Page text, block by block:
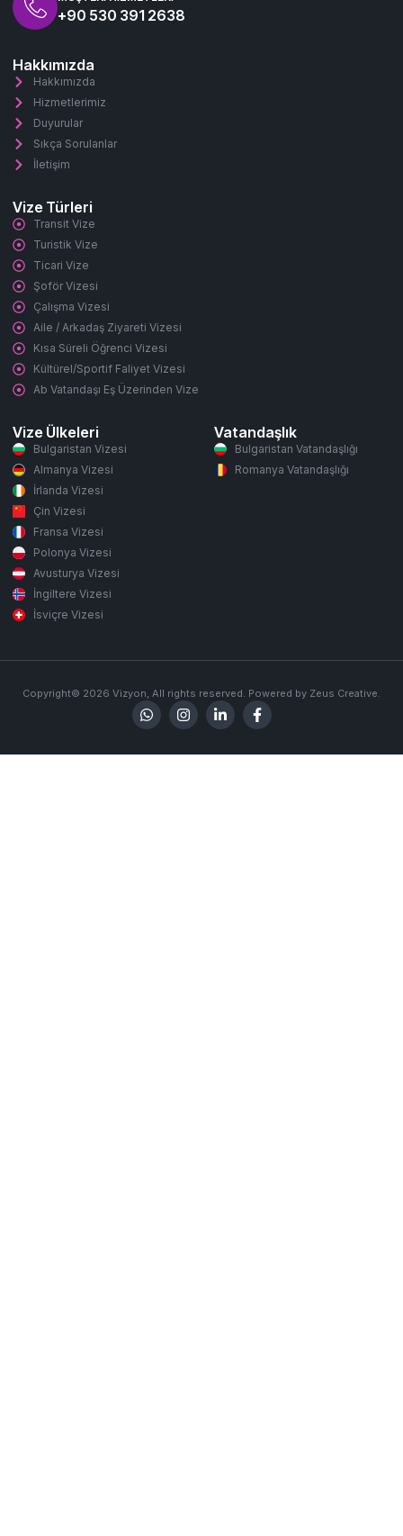
+90 530 391 2638
Hakkımızda
Hakkımızda
Hizmetlerimiz
Duyurular
Sıkça Sorulanlar
İletişim
Vize Türleri
Transit Vize
Turistik Vize
Ticari Vize
Şoför Vizesi
Çalışma Vizesi
Aile / Arkadaş Ziyareti Vizesi
Kısa Süreli Öğrenci Vizesi
Kültürel/Sportif Faliyet Vizesi
Ab Vatandaşı Eş Üzerinden Vize
Vize Ülkeleri
Bulgaristan Vizesi
Almanya Vizesi
İrlanda Vizesi
Çin Vizesi
Fransa Vizesi
Polonya Vizesi
Avusturya Vizesi
İngiltere Vizesi
İsviçre Vizesi
Vatandaşlık
Bulgaristan Vatandaşlığı
Romanya Vatandaşlığı
Copyright© 2026 Vizyon, All rights reserved. Powered by Zeus Creative.